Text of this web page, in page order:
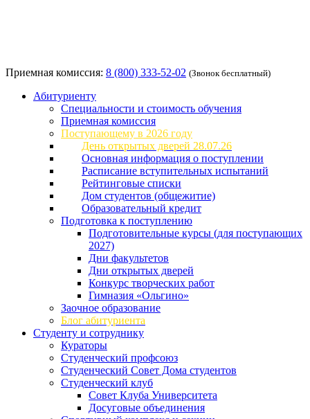
Приемная комиссия: 8 (800) 333-52-02 (Звонок бесплатный)
Абитуриенту
Специальности и стоимость обучения
Приемная комиссия
Поступающему в 2026 году
День открытых дверей 28.07.26
Основная информация о поступлении
Расписание вступительных испытаний
Рейтинговые списки
Дом студентов (общежитие)
Образовательный кредит
Подготовка к поступлению
Подготовительные курсы (для поступающих
2027)
Дни факультетов
Дни открытых дверей
Конкурс творческих работ
Гимназия «Ольгино»
Заочное образование
Блог абитуриента
Студенту и сотруднику
Кураторы
Студенческий профсоюз
Студенческий Совет Дома студентов
Студенческий клуб
Совет Клуба Университета
Досуговые объединения